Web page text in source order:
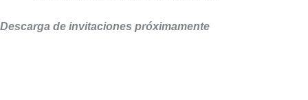
Descarga de invitaciones próximamente